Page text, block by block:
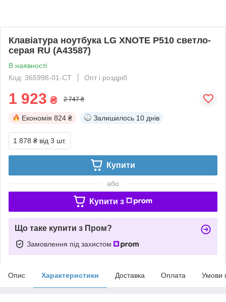
Клавіатура ноутбука LG XNOTE P510 светло-
серая RU (A43587)
В наявності
Код: 365998-01-СТ
Опт і роздріб
1 923 ₴ 2 747 ₴
Економія 824 ₴ Залишилось 10 днів
1 878 ₴ від 3 шт.
Купити
або
Купити з
Що таке купити з Пром?
Замовлення під захистом
Опис Характеристики Доставка Оплата Умови